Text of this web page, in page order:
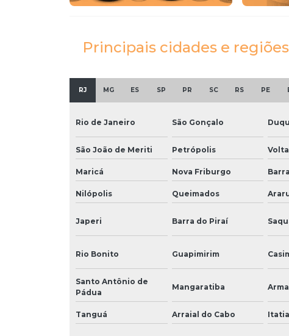
Principais cidades e
RJ MG ES SP PR SC RS PE
Rio de Janeiro São Gonçalo
São João de Meriti Petrópolis
Maricá Nova Friburgo
Nilópolis Queimados
Japeri Barra do Piraí
Rio Bonito Guapimirim
Santo Antônio de
Pádua
Mangaratiba
Tanguá Arraial do Cabo